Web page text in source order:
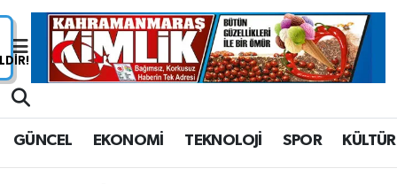
GÜNCEL EKONOMİ TEKNOLOJİ SPOR KÜLTÜR
Nöbetçi Eczaneler